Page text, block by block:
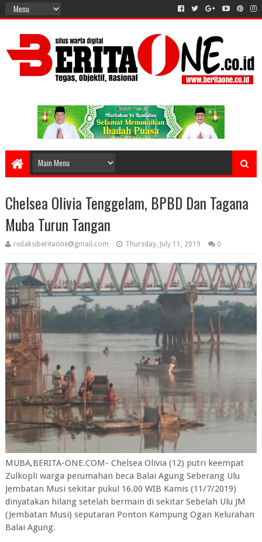
Chelsea Olivia Tenggelam, BPBD Dan Tagana
Muba Turun Tangan
redaksiberitaone@gmail.com Thursday, July 11, 2019 0
MUBA,BERITA-ONE.COM- Chelsea Olivia (12) putri keempat
Zulkopli warga perumahan beca Balai Agung Seberang Ulu
Jembatan Musi sekitar pukul 16.00 WIB Kamis (11/7/2019)
dinyatakan hilang setelah bermain di sekitar Sebelah Ulu JM
(Jembatan Musi) seputaran Ponton Kampung Ogan Kelurahan
Balai Agung.